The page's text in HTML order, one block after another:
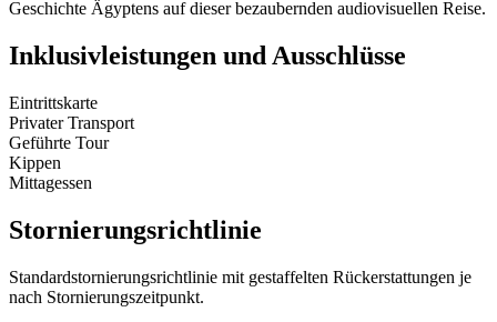
Geschichte Ägyptens auf dieser bezaubernden audiovisuellen Reise.
Inklusivleistungen und Ausschlüsse
Eintrittskarte
Privater Transport
Geführte Tour
Kippen
Mittagessen
Stornierungsrichtlinie
Standardstornierungsrichtlinie mit gestaffelten Rückerstattungen je
nach Stornierungszeitpunkt.